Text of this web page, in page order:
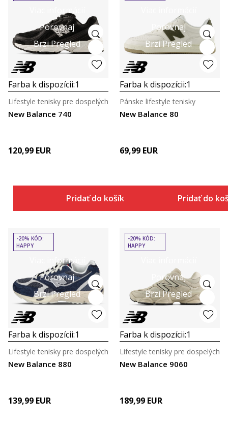
Viac informácií
Porovnaj
Brzi Pregled
Farba k dispozícii:1
New Balance 740
Lifestyle tenisky pre dospelých
120,99 EUR
Pridať do košíka
Porovnaj
Brzi Pregled
Farba k dispozícii:1
New Balance 80
Pánske lifestyle tenisky
69,99 EUR
Pridať do
Viac informácií
Porovnaj
Brzi Pregled
-20% KÓD:
HAPPY
Farba k dispozícii:1
New Balance 880
Lifestyle tenisky pre dospelých
139,99 EUR
Porovnaj
Brzi Pregled
-20% KÓD:
HAPPY
Farba k dispozícii:1
New Balance 9060
Lifestyle tenisky pre dospelých
189,99 EUR